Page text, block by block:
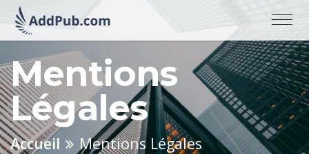
Mentions
Légales
Accueil Mentions Légales